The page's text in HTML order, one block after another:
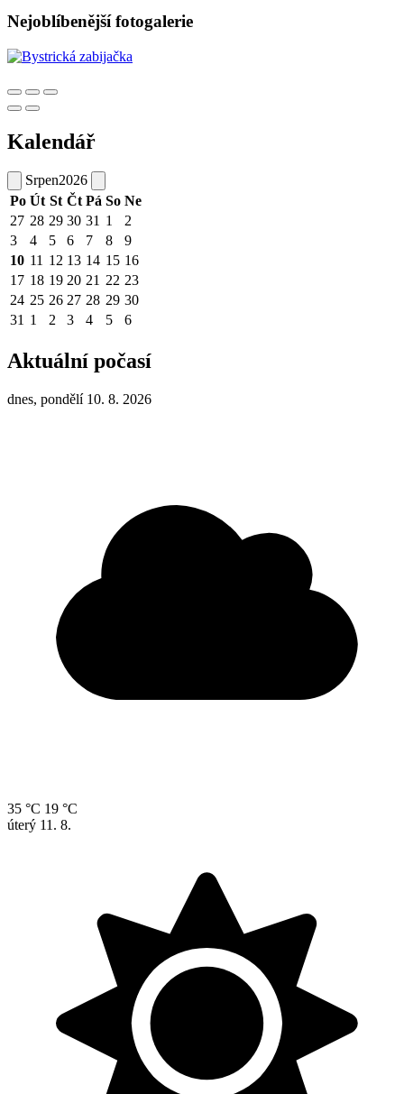
Nejoblíbenější fotogalerie
Kalendář
Srpen2026
Po Út St Čt Pá So Ne
27 28 29 30 31 1
2
3
4 5 6 7 8
9
10 11 12 13 14 15 16
17 18 19 20 21 22 23
24 25 26 27 28 29 30
31 1 2 3 4 5 6
Aktuální počasí
dnes, pondělí 10. 8. 2026
35 °C 19 °C
úterý 11. 8.